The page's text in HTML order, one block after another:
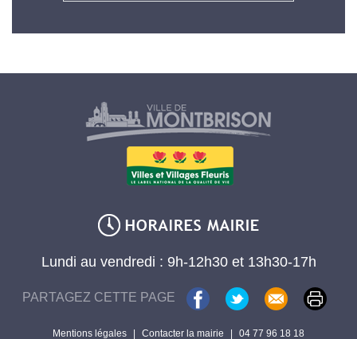
Lundi au vendredi : 9h-12h30 et 13h30-17h
PARTAGEZ CETTE PAGE
Mentions légales | Contacter la mairie | 04 77 96 18 18